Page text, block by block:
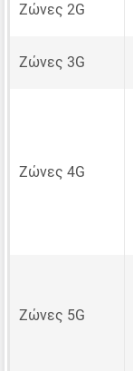
Ζώνες 2G
Ζώνες 3G
Ζώνες 4G
Ζώνες 5G